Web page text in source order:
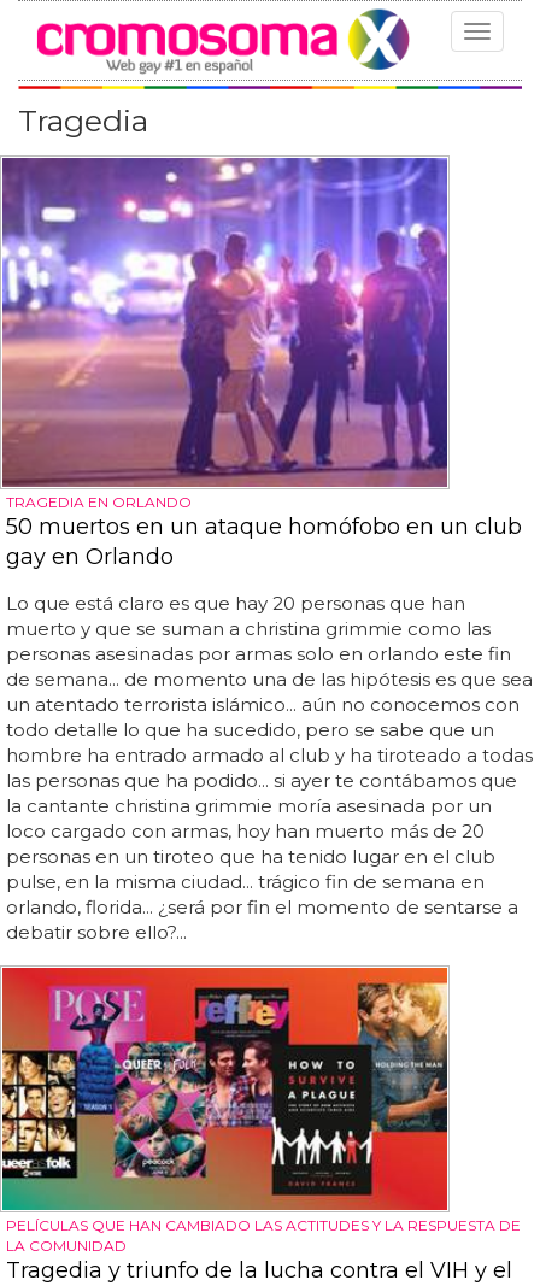
Toggle
Tragedia
TRAGEDIA EN ORLANDO
50 muertos en un ataque homófobo en un club
gay en Orlando
Lo que está claro es que hay 20 personas que han
muerto y que se suman a christina grimmie como las
personas asesinadas por armas solo en orlando este fin
de semana... de momento una de las hipótesis es que sea
un atentado terrorista islámico... aún no conocemos con
todo detalle lo que ha sucedido, pero se sabe que un
hombre ha entrado armado al club y ha tiroteado a todas
las personas que ha podido... si ayer te contábamos que
la cantante christina grimmie moría asesinada por un
loco cargado con armas, hoy han muerto más de 20
personas en un tiroteo que ha tenido lugar en el club
pulse, en la misma ciudad... trágico fin de semana en
orlando, florida... ¿será por fin el momento de sentarse a
debatir sobre ello?...
PELÍCULAS QUE HAN CAMBIADO LAS ACTITUDES Y LA RESPUESTA DE
LA COMUNIDAD
Tragedia y triunfo de la lucha contra el VIH y el